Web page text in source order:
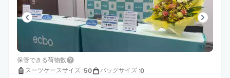
保管できる荷物数
スーツケースサイズ :50 バッグサイズ :0